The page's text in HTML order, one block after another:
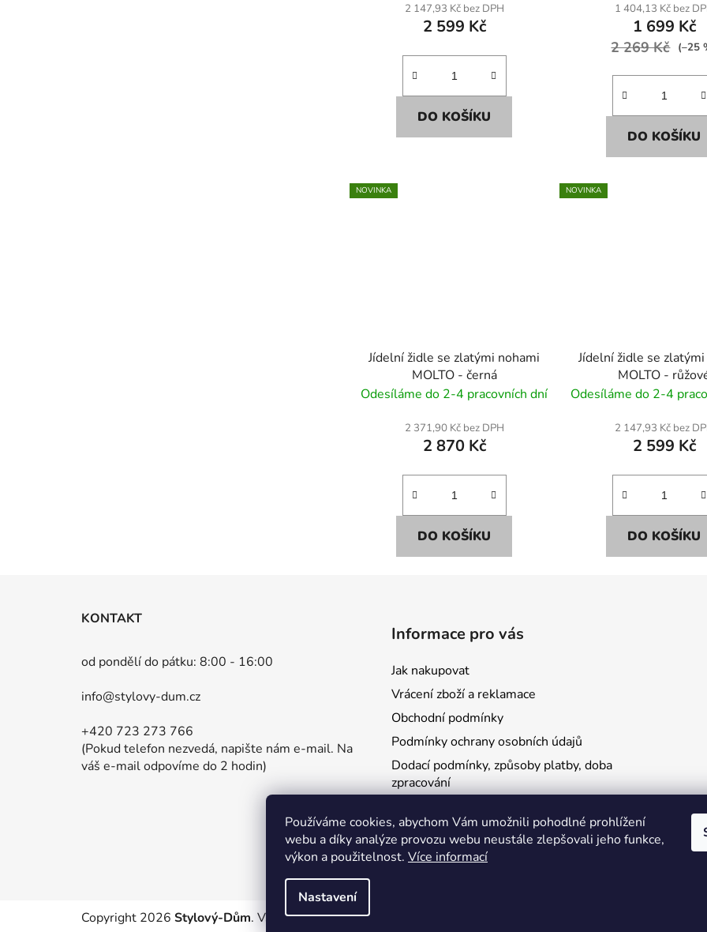
Používáme cookies, abychom Vám umožnili pohodlné prohlížení
webu a díky analýze provozu webu neustále zlepšovali jeho funkce,
výkon a použitelnost. Více informací
Nastavení
2 147,93 Kč bez DPH
2 599 Kč
DO KOŠÍKU
1 404,13 Kč bez
1 699 Kč
2 269 Kč (–25
DO KOŠÍKU
NOVINKA
Jídelní židle se zlatými nohami
MOLTO - černá
Odesíláme do 2-4 pracovních dní
2 371,90 Kč bez DPH
2 870 Kč
DO KOŠÍKU
NOVINKA
Jídelní židle se
MOLTO -
Odesíláme do 2-4
2 147,93 Kč bez
2 599 Kč
DO KOŠÍKU
KONTAKT
od pondělí do pátku: 8:00 - 16:00
info@stylovy-dum.cz
+420 723 273 766
(Pokud telefon nezvedá, napište nám e-mail. Na
váš e-mail odpovíme do 2 hodin)
Informace pro vás
Jak nakupovat
Vrácení zboží a reklamace
Obchodní podmínky
Podmínky ochrany osobních údajů
Dodací podmínky, způsoby platby, doba
zpracování
Blog
Kontakty
Copyright 2026 Stylový-Dům. Všechna práva vyhrazena.